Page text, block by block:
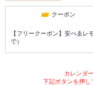
クーポン
【フリークーポン】安べゑ
で）
カレンダ
下記ボタンを押し